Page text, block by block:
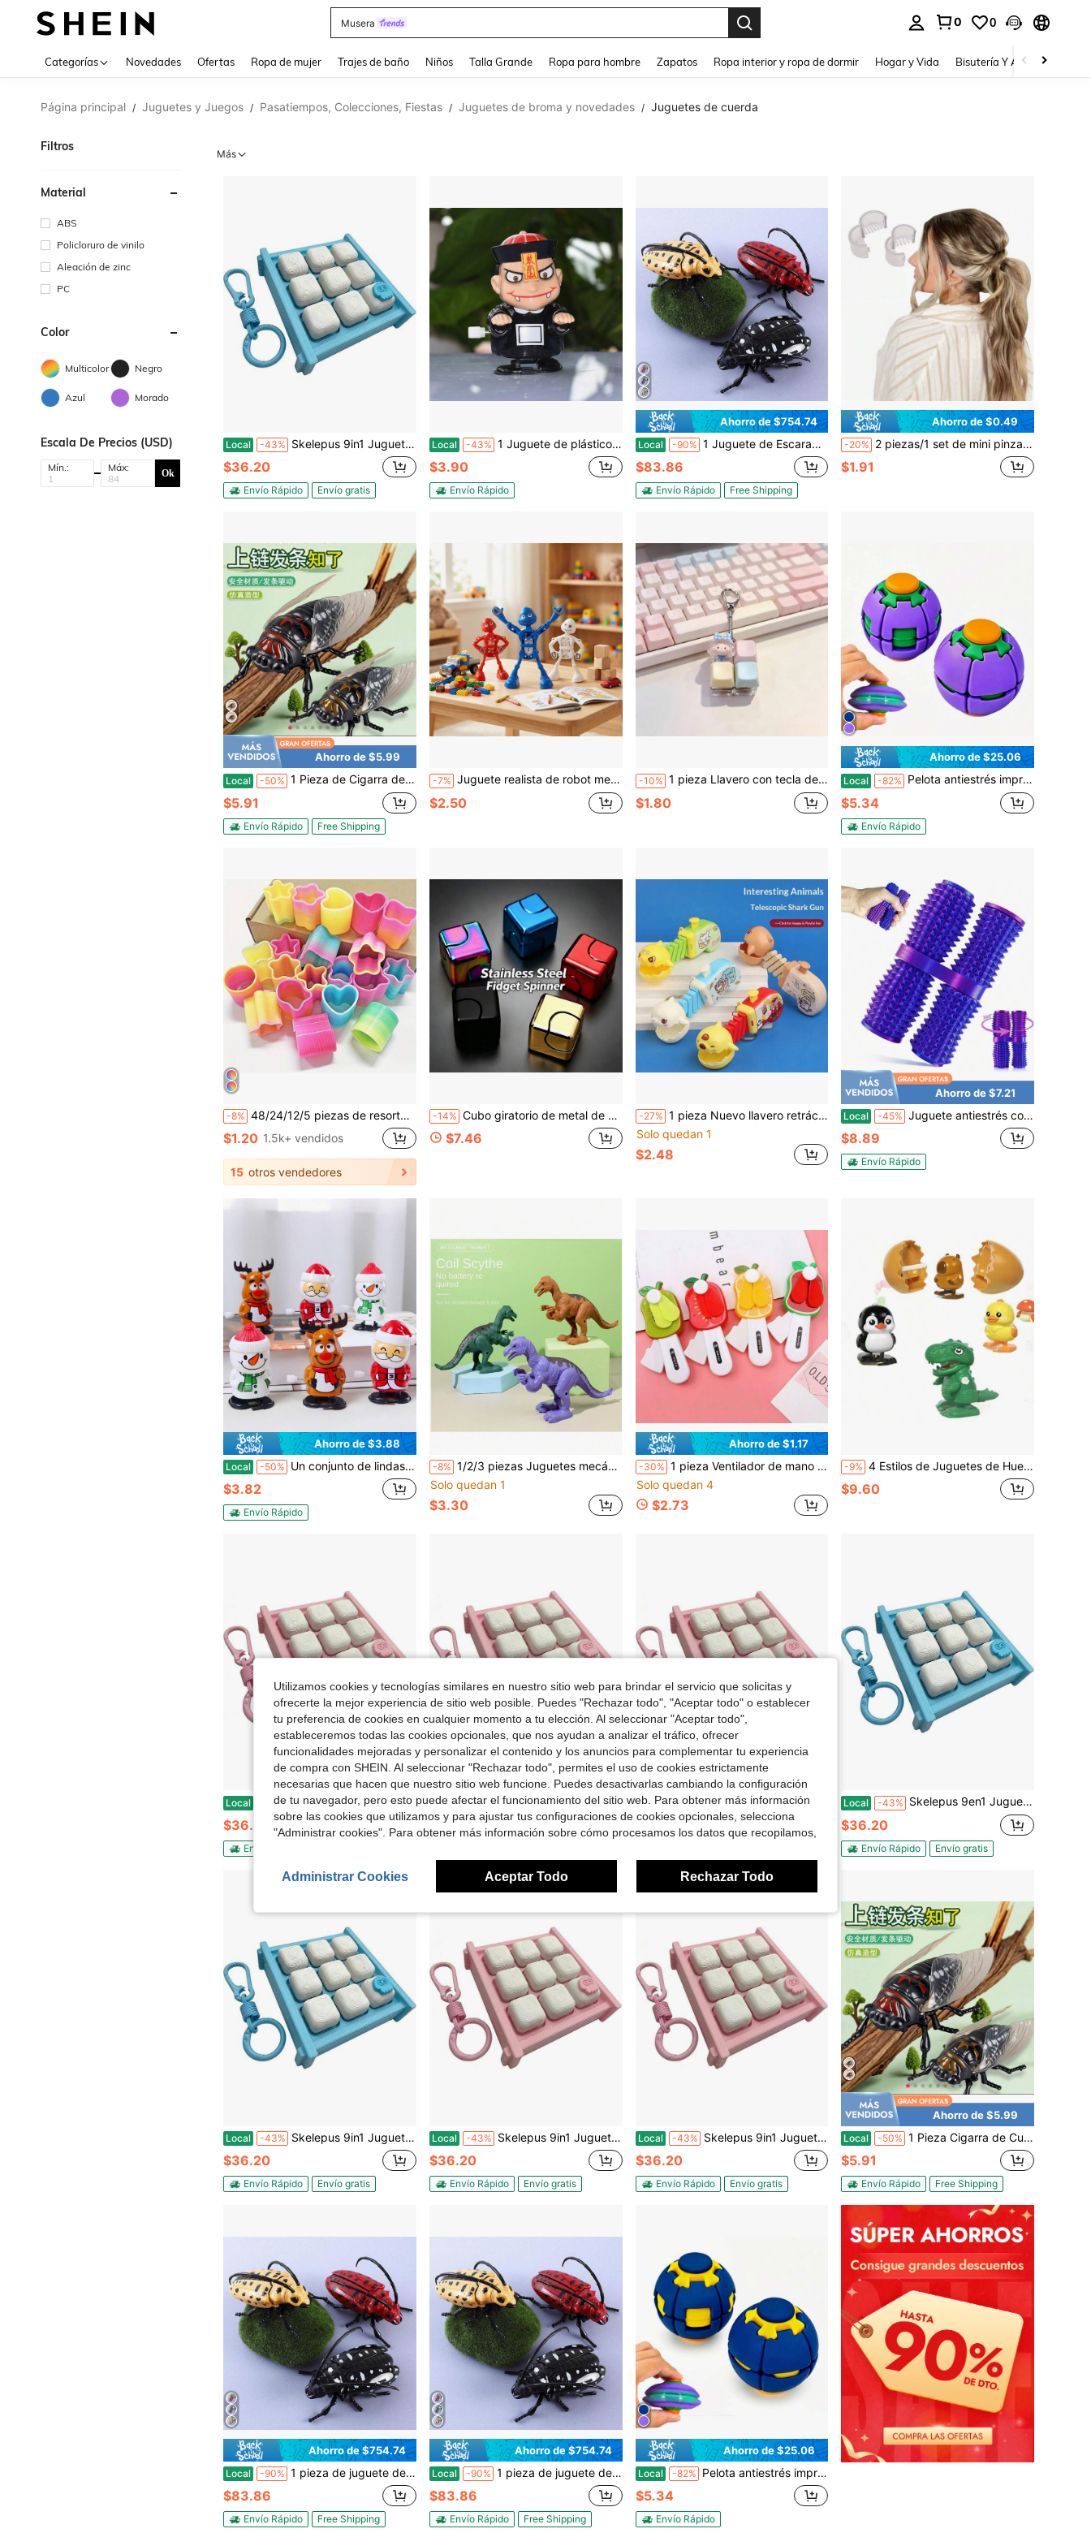
Musera 0 0
Categorías Novedades Ofertas Ropa de mujer Trajes de baño Niños Talla Grande Ropa para hombre Zapatos Ropa interior y ropa de dormir Hogar y Vida Bisutería Y Accesorios
Página principal / Juguetes y Juegos / Pasatiempos, Colecciones, Fiestas / Juguetes de broma y novedades / Juguetes de cuerda
Filtros
Material
ABS
Policloruro de vinilo
Aleación de zinc
PC
Color
Multicolor Negro
Azul Morado
Escala De Precios (USD)
Mín.: Máx: Ok
Más
Local -43% Skelepus 9in1 Juguete Fidget Teclado Llavero Fidget para Adultos, Juguetes de Botón de Descompresión Clic de Dedo, Regalos Fidget Portátiles para Alivio del Estrés
$36.20
Envío Rápido Envío gratis
Local -43% 1 Juguete de plástico ABS (resina ABS) con resorte y mecanismo de relojería para adolescentes
$3.90
Envío Rápido
Ahorro de $754.74
Local -90% 1 Juguete de Escarabajo Negro de Cuerda Hecho de Plástico ABS (Resina ABS) Para Adolescentes, Un Juguete de Cuerda y Tipo Resorte
$83.86
Envío Rápido Free Shipping
Ahorro de $0.49
-20% 2 piezas/1 set de mini pinzas para coleta, pinzas para el cabello portátiles, diseñadas para mujeres, múltiples estilos y sets disponibles
$1.91
Ahorro de $5.99
Local -50% 1 Pieza de Cigarra de Cuerda [Rojo] Hecha de Plástico ABS (Resina ABS), Un Juguete de Cuerda y Resorte para Adolescentes
$5.91
Envío Rápido Free Shipping
-7% Juguete realista de robot mecánico bailarín, juguete divisible interesante, juguete divisible de baile de cuerda creativo, mini juguete de robot bailarín de cuerda, juguete de cuerda oscilante interesante, regalo divertido para días festivos
$2.50
-10% 1 pieza Llavero con tecla de teclado lindo, juguete antiestrés y antiansiedad, probador de interruptor de teclado mecánico, anillo para llaves, decoración de escritorio, colgante para teléfono, juguete elástico creativo y novedoso, juguete para niñas, adecuado como regalo para el Día del Padre, regalo de temporada de graduación, pequeño regalo de regreso a la escuela
$1.80
Ahorro de $25.06
Local -82% Pelota antiestrés impresa en 3D, doble función de presión y rotación | Pelotas giratorias para los dedos, ideales para relajarse y entretenerse en la oficina. Perfectas para rellenar bolsas de regalo.
$5.34
Envío Rápido
-8% 48/24/12/5 piezas de resortes de colores variados, (usados por personas de 14 años en adelante, no son juguetes) con formas de corazón y estrella, mini resortes, perfectos para rellenar calcetines, adecuados para premios de carnaval, cumpleaños, Año Nuevo, Halloween, regalos de Navidad
$1.20 1.5k+ vendidos
15 otros vendedores
-14% Cubo giratorio de metal de alta calidad con mecanismo silencioso y diseño de entretenimiento 3 en 1. Este juguete de escritorio totalmente cerrado es ideal para desarrollar habilidades motoras finas, mejorar la concentración y promover la relajación.
$7.46
-27% 1 pieza Nuevo llavero retráctil de tiburón divertido 2026, presiona para extender el muelle mecánico que muerde - regalo perfecto, regalo de vacaciones, regalo de cumpleaños, regalo interesante
Solo quedan 1
$2.48
Ahorro de $7.21
Local -45% Juguete antiestrés con estímulo táctil para adultos, girador con púas giratorias de entrada sensorial, juguete antiestrés con girador 3D impreso con púas duras y masaje antiestrés
$8.89
Envío Rápido
Ahorro de $3.88
Local -50% Un conjunto de lindas decoraciones navideñas, juguetes de resorte para caminar, un simpático Papá Noel de dibujos animados, un reno y un muñeco de nieve, pequeños premios para fiestas y reuniones navideñas.
$3.82
Envío Rápido
-8% 1/2/3 piezas Juguetes mecánicos de dinosaurio de colores aleatorios, juguetes saltarines creativos, recuerdos de fiesta, regalos de cumpleaños (El tamaño real puede variar ligeramente de la medición manual)
Solo quedan 1
$3.30
Ahorro de $1.17
-30% 1 pieza Ventilador de mano mini de dibujos animados de verano, ventilador de aire fresco silencioso y potente para la escuela
Solo quedan 4
$2.73
-9% 4 Estilos de Juguetes de Huevo Saltarín con Diseño Adorable y Control de Resorte, Juguete Creativo, Divertido y Relajante, Duradero y Resistente a Caídas, Hecho de Material de Alta Calidad, Adecuado para Entretenimiento Diario, Interacción de Dos Personas, Regalo de Cumpleaños, Regalo de Halloween y Relleno de Calcetín Navideño
$9.60
Local -43% Skelepus 9en1 Juguete Fidget de Teclado, Llavero Fidget de Teclado para Adultos, Juguetes de Botón de Descompresión y Clic de Dedo, Regalos Fidget Portátiles para Aliviar el Estrés (Peaceful)
$36.20
Envío Rápido
Local -43% Skelepus 9en1 Juguete Fidget Teclado Llavero Fidget para Adultos, Juguetes de Botón de Descompresión Clic de Dedo, Regalos Fidget Portátiles para Alivio del Estrés (Peaceful)
$36.20
Local -43% Skelepus 9in1 Juguete Fidget de Teclado Llavero para Adultos, Juguetes de Botón de Descompresión Clic de Dedo, Regalos Fidget Portátiles para Alivio del Estrés (Peaceful)
$36.20
Local -43% Skelepus 9en1 Juguete Fidget de Teclado Llavero para Adultos, Juguetes de Botón de Descompresión y Clic de Dedos, Regalos Fidget Portátiles para Aliviar el Estrés
$36.20
Envío Rápido Envío gratis
Local -43% Skelepus 9in1 Juguete Fidget de Teclado, Llavero Fidget de Teclado para Adultos, Juguetes de Botón de Descompresión con Clic de Dedo, Regalos Fidget Portátiles para Alivio del Estrés
$36.20
Envío Rápido Envío gratis
Local -43% Skelepus 9in1 Juguete Fidget de Teclado Llavero Fidget para Adultos, Juguetes de Botón de Descompresión Clic de Dedo, Regalos Fidget Portátiles para Alivio del Estrés (Peaceful)
$36.20
Envío Rápido Envío gratis
Local -43% Skelepus 9in1 Juguete Fidget de Teclado Llavero Fidget para Adultos, Juguetes de Botón de Descompresión Clic de Dedos, Regalos Fidget Portátiles para Alivio del Estrés (Peaceful)
$36.20
Envío Rápido Envío gratis
Ahorro de $5.99
Local -50% 1 Pieza Cigarra de Cuerda [Marrón] Plástico ABS (Resina ABS) Juguete de Cuerda y Resorte para Jóvenes
$5.91
Envío Rápido Free Shipping
Ahorro de $754.74
Local -90% 1 pieza de juguete de escarabajo rojo de cuerda hecho de plástico ABS (resina ABS) para adolescentes, un juguete de cuerda y tipo resorte
$83.86
Envío Rápido Free Shipping
Ahorro de $754.74
Local -90% 1 pieza de juguete de escarabajo amarillo de cuerda hecho de plástico ABS (resina ABS) para adolescentes, un juguete de cuerda y tipo resorte
$83.86
Envío Rápido Free Shipping
Ahorro de $25.06
Local -82% Pelota antiestrés impresa en 3D, doble función de presión y rotación | Pelotas giratorias para los dedos, ideales para relajarse y entretenerse en la oficina. Perfectas para rellenar bolsas de regalo.
$5.34
Envío Rápido
Utilizamos cookies y tecnologías similares en nuestro sitio web para brindar el servicio que solicitas y
ofrecerte la mejor experiencia de sitio web posible. Puedes "Rechazar todo", "Aceptar todo" o establecer
tu preferencia de cookies en cualquier momento a tu elección. Al seleccionar "Aceptar todo",
estableceremos todas las cookies opcionales, que nos ayudan a analizar el tráfico, ofrecer
funcionalidades mejoradas y personalizar el contenido y los anuncios para complementar tu experiencia
de compra con SHEIN. Al seleccionar "Rechazar todo", permites el uso de cookies estrictamente
necesarias que hacen que nuestro sitio web funcione. Puedes desactivarlas cambiando la configuración
de tu navegador, pero esto puede afectar el funcionamiento del sitio web. Para obtener más información
sobre las cookies que utilizamos y para ajustar tus configuraciones de cookies opcionales, selecciona
"Administrar cookies". Para obtener más información sobre cómo procesamos los datos que recopilamos,
Administrar Cookies Aceptar Todo Rechazar Todo